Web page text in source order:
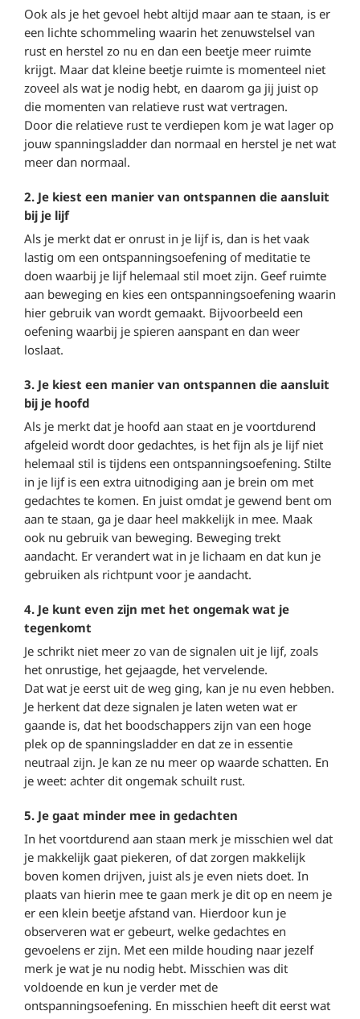
Ook als je het gevoel hebt altijd maar aan te staan, is er
een lichte schommeling waarin het zenuwstelsel van
rust en herstel zo nu en dan een beetje meer ruimte
krijgt. Maar dat kleine beetje ruimte is momenteel niet
zoveel als wat je nodig hebt, en daarom ga jij juist op
die momenten van relatieve rust wat vertragen.
Door die relatieve rust te verdiepen kom je wat lager op
jouw spanningsladder dan normaal en herstel je net wat
meer dan normaal.
2. Je kiest een manier van ontspannen die aansluit
bij je lijf
Als je merkt dat er onrust in je lijf is, dan is het vaak
lastig om een ontspanningsoefening of meditatie te
doen waarbij je lijf helemaal stil moet zijn. Geef ruimte
aan beweging en kies een ontspanningsoefening waarin
hier gebruik van wordt gemaakt. Bijvoorbeeld een
oefening waarbij je spieren aanspant en dan weer
loslaat.
3. Je kiest een manier van ontspannen die aansluit
bij je hoofd
Als je merkt dat je hoofd aan staat en je voortdurend
afgeleid wordt door gedachtes, is het fijn als je lijf niet
helemaal stil is tijdens een ontspanningsoefening. Stilte
in je lijf is een extra uitnodiging aan je brein om met
gedachtes te komen. En juist omdat je gewend bent om
aan te staan, ga je daar heel makkelijk in mee. Maak
ook nu gebruik van beweging. Beweging trekt
aandacht. Er verandert wat in je lichaam en dat kun je
gebruiken als richtpunt voor je aandacht.
4. Je kunt even zijn met het ongemak wat je
tegenkomt
Je schrikt niet meer zo van de signalen uit je lijf, zoals
het onrustige, het gejaagde, het vervelende.
Dat wat je eerst uit de weg ging, kan je nu even hebben.
Je herkent dat deze signalen je laten weten wat er
gaande is, dat het boodschappers zijn van een hoge
plek op de spanningsladder en dat ze in essentie
neutraal zijn. Je kan ze nu meer op waarde schatten. En
je weet: achter dit ongemak schuilt rust.
5. Je gaat minder mee in gedachten
In het voortdurend aan staan merk je misschien wel dat
je makkelijk gaat piekeren, of dat zorgen makkelijk
boven komen drijven, juist als je even niets doet. In
plaats van hierin mee te gaan merk je dit op en neem je
er een klein beetje afstand van. Hierdoor kun je
observeren wat er gebeurt, welke gedachtes en
gevoelens er zijn. Met een milde houding naar jezelf
merk je wat je nu nodig hebt. Misschien was dit
voldoende en kun je verder met de
ontspanningsoefening. En misschien heeft dit eerst wat